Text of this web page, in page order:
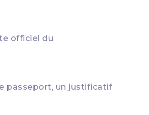
officiel du
passeport, un justificatif